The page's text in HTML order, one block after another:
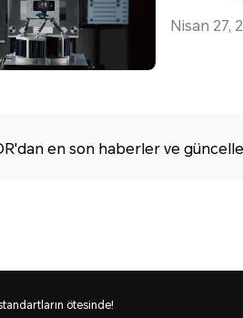
Nisan 27,
en son haberler ve
ötesinde!